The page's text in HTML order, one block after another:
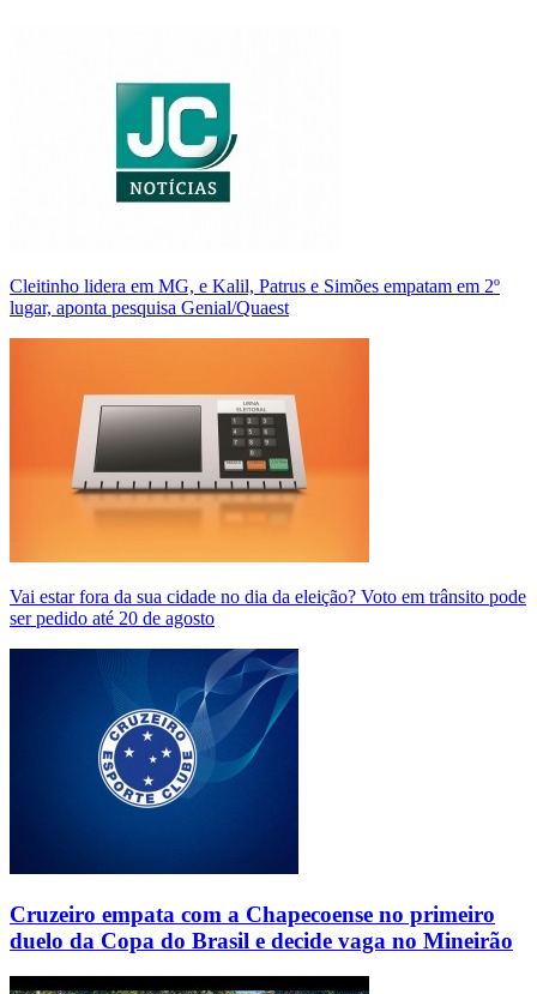
Cleitinho lidera em MG, e Kalil, Patrus e Simões empatam em 2º
lugar, aponta pesquisa Genial/Quaest
Vai estar fora da sua cidade no dia da eleição? Voto em trânsito pode
ser pedido até 20 de agosto
Cruzeiro empata com a Chapecoense no primeiro
duelo da Copa do Brasil e decide vaga no Mineirão